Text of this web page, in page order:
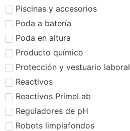
Piscinas y accesorios
Poda a batería
Poda en altura
Producto químico
Protección y vestuario laboral
Reactivos
Reactivos PrimeLab
Reguladores de pH
Robots limpiafondos